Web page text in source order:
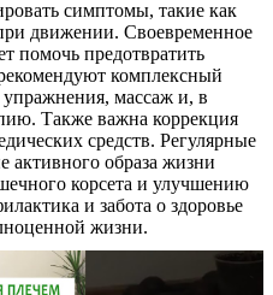
симптомы, такие как
движении. Своевременное
помочь предотвратить
комплексный
массаж и, в
Также важна коррекция
средств. Регулярные
активного образа жизни
корсета и улучшению
и забота о здоровье
жизни.